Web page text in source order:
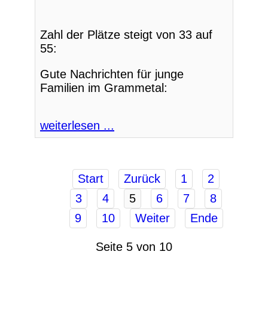
Zahl der Plätze steigt von 33 auf
55:
Gute Nachrichten für junge
Familien im Grammetal:
weiterlesen ...
Start Zurück 1
2
3
4 5 6 7
8
9
10 Weiter Ende
Seite 5 von 10